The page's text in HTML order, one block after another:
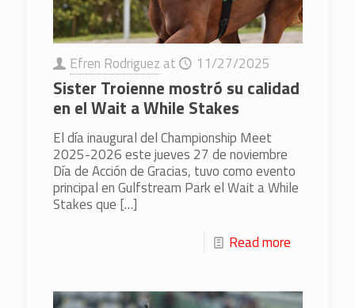
Efren Rodriguez at 11/27/2025
Sister Troienne mostró su calidad
en el Wait a While Stakes
El día inaugural del Championship Meet
2025-2026 este jueves 27 de noviembre
Día de Acción de Gracias, tuvo como evento
principal en Gulfstream Park el Wait a While
Stakes que […]
Read more